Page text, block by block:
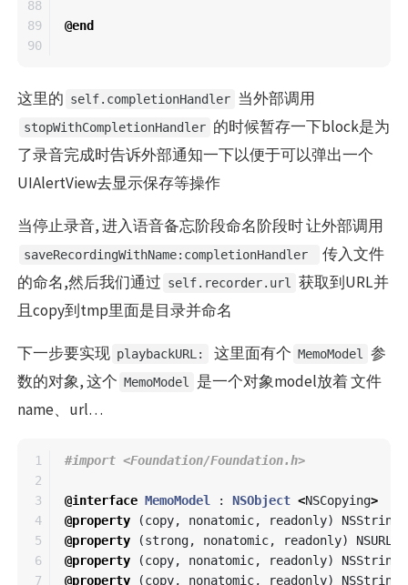
88
89
@end
这里的 self.completionHandler 当外部调用
stopWithCompletionHandler 的时候暂存一下block是为
了录音完成时告诉外部通知一下以便于可以弹出一个
UIAlertView去显示保存等操作
当停止录音, 进入语音备忘阶段命名阶段时 让外部调用
saveRecordingWithName:completionHandler
传入文件
的命名,然后我们通过 self.recorder.url
获取到URL并
且copy到tmp里面是目录并命名
下一步要实现 playbackURL: 这里面有个 MemoModel
参
数的对象, 这个 MemoModel
是一个对象model放着 文件
name、url…
1
2
3
4
5
6
7
@interface MemoModel : NSObject <NSCopying>
@property
(copy, nonatomic, readonly) NSString
@property
(strong, nonatomic, readonly) NSURL
@property
(copy, nonatomic, readonly) NSString
@property
(copy, nonatomic, readonly) NSString